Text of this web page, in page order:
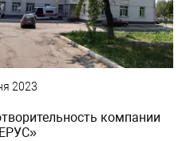
2023
компании